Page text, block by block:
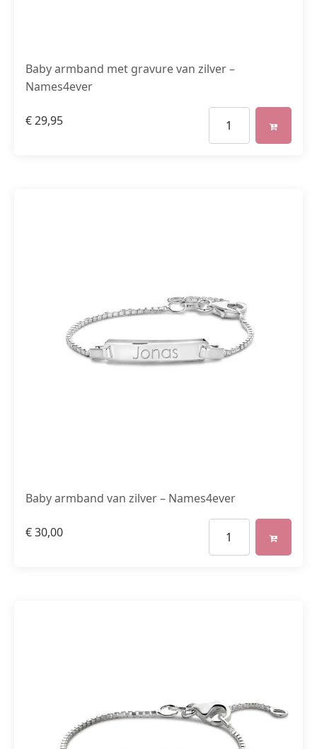
Baby armband met gravure van zilver –
Names4ever
€29,95
Baby armband van zilver – Names4ever
€30,00